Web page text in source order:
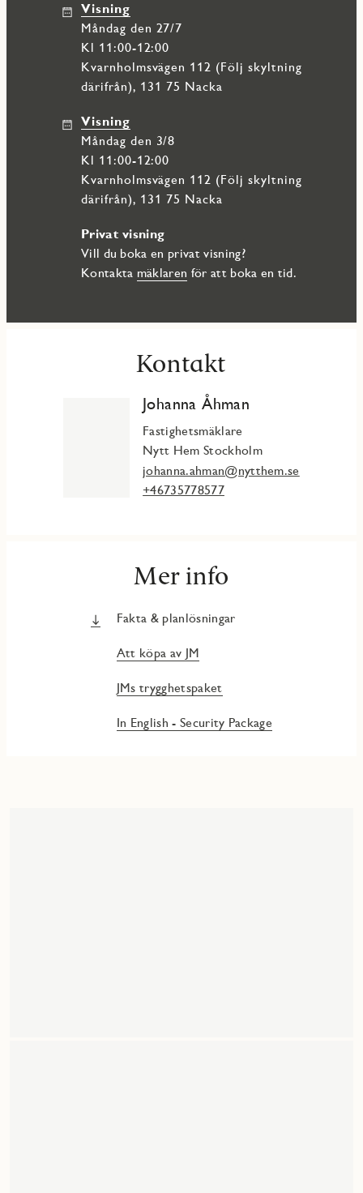
Visning
måndag den 27/7
Kl 11:00-12:00
Kvarnholmsvägen 112 (Följ skyltning
därifrån), 131 75 Nacka
Visning
måndag den 3/8
Kl 11:00-12:00
Kvarnholmsvägen 112 (Följ skyltning
därifrån), 131 75 Nacka
Privat visning
Vill du boka en privat visning?
Kontakta mäklaren för att boka en tid.
Kontakt
Johanna Åhman
Fastighetsmäklare
Nytt Hem Stockholm
johanna.ahman@nytthem.se
+46735778577
Mer info
Fakta & planlösningar
Att köpa av JM
JMs trygghetspaket
In English - Security Package